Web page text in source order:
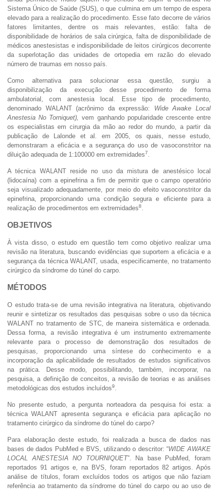
Sistema Único de Saúde (SUS), o que culmina em um tempo de espera
elevado para a realização do procedimento. Esse fato decorre de vários
fatores limitantes, dentre os mais relevantes, estão: falta de
disponibilidade de horários de sala cirúrgica, falta de disponibilidade de
médicos anestesistas e indisponibilidade de leitos cirúrgicos decorrente
da superlotação das unidades de ortopedia em razão do elevado
número de traumas em nosso país.
Como alternativa para solucionar essa questão, surgiu a
disponibilização da execução desse procedimento de forma
ambulatorial, com anestesia local. Esse tipo de procedimento,
denominado WALANT (acrônimo da expressão: Wide Awake Local
Anestesia No Torniquet),
vem ganhando popularidade crescente entre
os especialistas em cirurgia da mão ao redor do mundo, a partir da
publicação de Lalonde et al. em 2005, os quais, nesse estudo,
demonstraram a eficácia e a segurança do uso de vasoconstritor na
diluição adequada de 1:100000 em extremidades7
A técnica WALANT reside no uso da mistura de anestésico local
(lidocaína) com a epinefrina a fim de permitir que o campo operatório
seja visualizado adequadamente, por meio do efeito vasoconstritor da
epinefrina, proporcionando uma condição segura e eficiente para a
realização de procedimentos em extremidades8
OBJETIVOS
À vista disso, o estudo em questão tem como objetivo realizar uma
revisão na literatura, buscando evidências que suportem a eficácia e a
segurança da técnica WALANT, usada, especificamente, no tratamento
cirúrgico da síndrome do túnel do carpo.
MÉTODOS
O estudo trata-se de uma revisão integrativa na literatura, objetivando
reunir e sintetizar os resultados das pesquisas sobre o uso da técnica
WALANT no tratamento de STC, de maneira sistemática e ordenada.
Dessa forma, a revisão integrativa é um instrumento extremamente
relevante para o processo de demonstração dos resultados de
pesquisas, proporcionando uma síntese do conhecimento e a
incorporação da aplicabilidade de resultados de estudos significativos
na prática. Desse modo, possibilitando, também, incorporar, na
pesquisa, a definição de conceitos, a revisão de teorias e as análises
metodológicas dos estudos incluídos9
No presente estudo, a pergunta norteadora da pesquisa foi esta: a
técnica WALANT apresenta segurança e eficácia para aplicação no
tratamento cirúrgico da síndrome do túnel do carpo?
Para elaboração deste estudo, foi realizada a busca de dados nas
bases de dados PubMed e BVS, utilizando o descritor: “WIDE AWAKE
LOCAL ANESTESIA NO TOURNIQUET”. Na base PubMed, foram
reportados 91 artigos e, na BVS, foram reportados 82 artigos. Após
análise de títulos, foram excluídos todos os artigos que não faziam
referência ao tratamento da síndrome do túnel do carpo ou ao uso de